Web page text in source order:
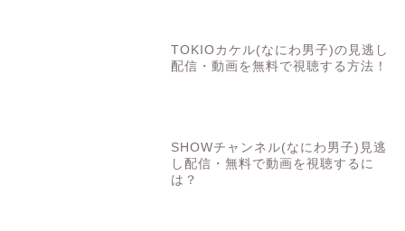
TOKIOカケル(なにわ男子)の見逃し
配信・動画を無料で視聴する方法！
SHOWチャンネル(なにわ男子)見逃
し配信・無料で動画を視聴するに
は？